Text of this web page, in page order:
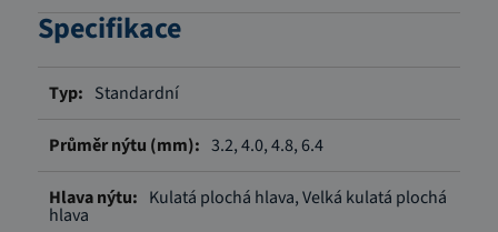
Specifikace
informacíStandardní
3.2, 4.0, 4.8, 6.4
Kulatá plochá hlava, Velká kulatá plochá
hlava